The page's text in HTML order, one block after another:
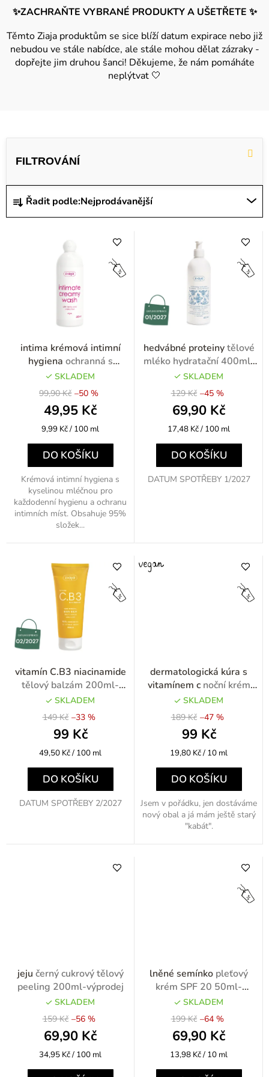
✨ZACHRAŇTE VYBRANÉ PRODUKTY A UŠETŘETE ✨
Těmto Ziaja produktům se sice blíží datum expirace nebo již
nebudou ve stále nabídce, ale stále mohou dělat zázraky -
dopřejte jim druhou šanci! Děkujeme, že nám pomáháte
neplýtvat 🤍
Ř
a
Řadit podle:Nejprodávanější
V
i
s
intima krémová intimní
hygiena ochranná s
kyselinou mléčnou 500ml
flip flop
SKLADEM
99,90 Kč
49,95 Kč
–50 %
Měrná
9,99 Kč / 100 ml
DO KOŠÍKU
Krémová intimní hygiena s
kyselinou mléčnou pro
každodenní hygienu a ochranu
intimních míst. Obsahuje 95%
složek...
hedvábné proteinytělové
mléko hydratační 400ml-
výprodej
SKLADEM
129 Kč
69,90 Kč
–45 %
Měrná
17,48 Kč / 100 ml
DO KOŠÍKU
DATUM SPOTŘEBY 1/2027
vitamín C.B3 niacinamide
tělový balzám 200ml-
výprodej
SKLADEM
149 Kč
99 Kč
–33 %
Měrná
49,50 Kč / 100 ml
DO KOŠÍKU
DATUM SPOTŘEBY 2/2027
dermatologická kúra s
vitamínem c noční krém
regenerační s vitamínem C
50ml - výprodej
SKLADEM
189 Kč
99 Kč
–47 %
Měrná
19,80 Kč / 10 ml
DO KOŠÍKU
Jsem v pořádku, jen dostáváme
nový obal a já mám ještě starý
"kabát".
jeju černý cukrový tělový
peeling 200ml-výprodej
SKLADEM
159 Kč
69,90 Kč
–56 %
Měrná
34,95 Kč / 100 ml
lněné semínko pleťový
krém SPF 20 50ml-
výprodej
SKLADEM
199 Kč
69,90 Kč
–64 %
Měrná
13,98 Kč / 10 ml